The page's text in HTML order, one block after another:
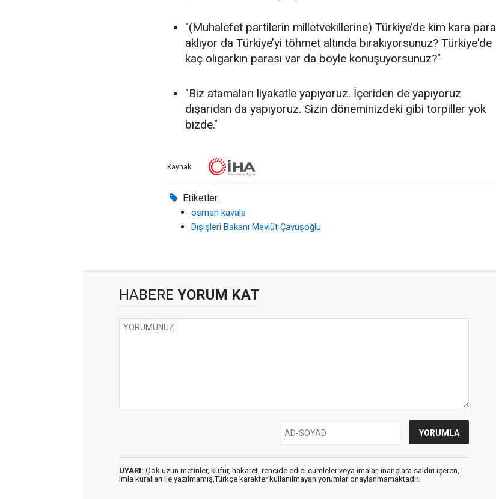
"(Muhalefet partilerin milletvekillerine) Türkiye’de kim kara para
aklıyor da Türkiye’yi töhmet altında bırakıyorsunuz? Türkiye'de
kaç oligarkın parası var da böyle konuşuyorsunuz?"
"Biz atamaları liyakatle yapıyoruz. İçeriden de yapıyoruz
dışarıdan da yapıyoruz. Sizin döneminizdeki gibi torpiller yok
bizde."
Kaynak:
Etiketler :
osman kavala
Dışişleri Bakanı Mevlüt Çavuşoğlu
HABERE YORUM KAT
UYARI: Çok uzun metinler, küfür, hakaret, rencide edici cümleler veya imalar, inançlara saldırı içeren,
imla kuralları ile yazılmamış,Türkçe karakter kullanılmayan yorumlar onaylanmamaktadır.